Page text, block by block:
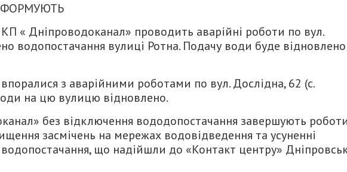
« Дніпроводоканал» проводить аварійні роботи по вул.
водопостачання вулиці Ротна. Подачу води буде відновлено
з аварійними роботами по вул. Дослідна, 62 (с.
на цю вулицю відновлено.
без відключення вододопостачання завершують
засмічень на мережах водовідведення та усуненні
що надійшли до «Контакт центру»